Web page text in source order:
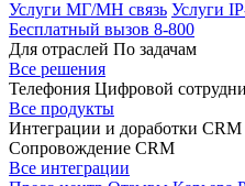
Услуги МГ/МН связь Услуги
Бесплатный вызов 8-800
Для отраслей По задачам
Все решения
Телефония Цифровой
Все продукты
Интеграции и доработки CRM
Сопровождение CRM
Все интеграции